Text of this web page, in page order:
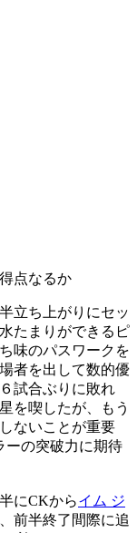
点なるか
立ち上がりにセッ
たまりができるピ
味のパスワークを
者を出して数的優
試合ぶりに敗れ
を喫したが、もう
ないことが重要
ーの突破力に期待
にCKからイム ジ
前半終了間際に追